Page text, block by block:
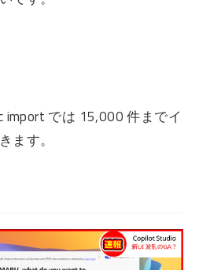
import では 15,000 件までイ
ます。